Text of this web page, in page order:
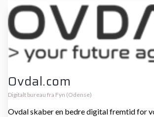
Ovdal.com
Digitalt bureau fra Fyn (Odense)
Ovdal skaber en bedre digital fremtid for